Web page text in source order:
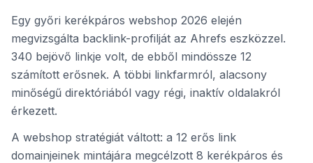
Egy győri kerékpáros webshop 2026 elején
megvizsgálta backlink-profilját az Ahrefs eszközzel.
340 bejövő linkje volt, de ebből mindössze 12
számított erősnek. A többi linkfarmról, alacsony
minőségű direktóriából vagy régi, inaktív oldalakról
érkezett.
A webshop stratégiát váltott: a 12 erős link
domainjeinek mintájára megcélzott 8 kerékpáros és